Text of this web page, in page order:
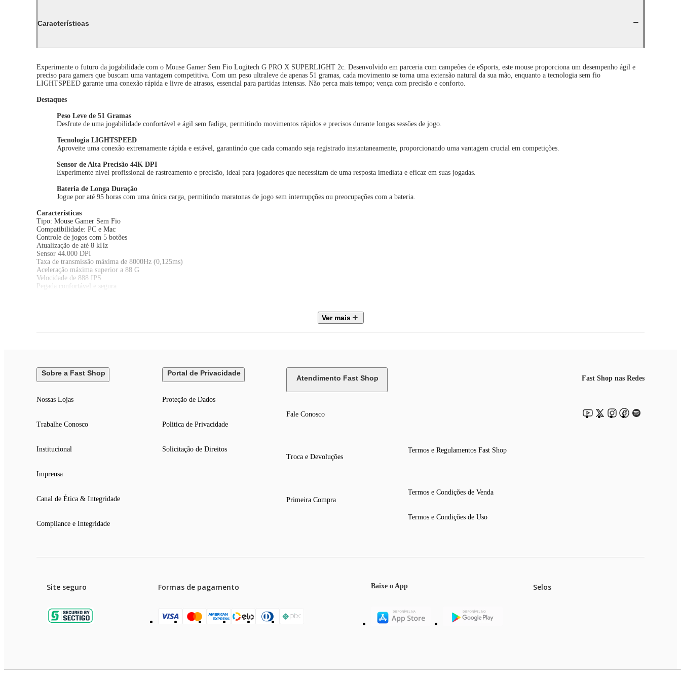
Características
Experimente o futuro da jogabilidade com o Mouse Gamer Sem Fio Logitech G PRO X SUPERLIGHT 2c. Desenvolvido em parceria com campeões de eSports, este mouse proporciona um desempenho ágil e
preciso para gamers que buscam uma vantagem competitiva. Com um peso ultraleve de apenas 51 gramas, cada movimento se torna uma extensão natural da sua mão, enquanto a tecnologia sem fio
LIGHTSPEED garante uma conexão rápida e livre de atrasos, essencial para partidas intensas. Não perca mais tempo; vença com precisão e conforto.
Destaques
Peso Leve de 51 Gramas
Desfrute de uma jogabilidade confortável e ágil sem fadiga, permitindo movimentos rápidos e precisos durante longas sessões de jogo.
Tecnologia LIGHTSPEED
Aproveite uma conexão extremamente rápida e estável, garantindo que cada comando seja registrado instantaneamente, proporcionando uma vantagem crucial em competições.
Sensor de Alta Precisão 44K DPI
Experimente nível profissional de rastreamento e precisão, ideal para jogadores que necessitam de uma resposta imediata e eficaz em suas jogadas.
Bateria de Longa Duração
Jogue por até 95 horas com uma única carga, permitindo maratonas de jogo sem interrupções ou preocupações com a bateria.
Características
Tipo: Mouse Gamer Sem Fio
Compatibilidade: PC e Mac
Controle de jogos com 5 botões
Atualização de até 8 kHz
Sensor 44.000 DPI
Taxa de transmissão máxima de 8000Hz (0,125ms)
Aceleração máxima superior a 88 G
Velocidade de 888 IPS
Pegada confortável e segura
EAN: 097855203601
Dimensões do produto com embalagem (AxLxP): 160 x 117 x 68 mm
Peso do produto sem embalagem: 0,05 kg
Peso do produto com embalagem: 0,32 kg
Itens Inclusos
01 Manual do usuário
Ver mais
Sobre a Fast Shop
Nossas Lojas
Trabalhe Conosco
Institucional
Imprensa
Canal de Ética & Integridade
Compliance e Integridade
Portal de Privacidade
Proteção de Dados
Politica de Privacidade
Solicitação de Direitos
Atendimento Fast Shop
Fale Conosco
Troca e Devoluções
Primeira Compra
Termos e Regulamentos Fast Shop
Termos e Condições de Venda
Termos e Condições de Uso
Fast Shop nas Redes
Site seguro Formas de pagamento Baixe o App Selos